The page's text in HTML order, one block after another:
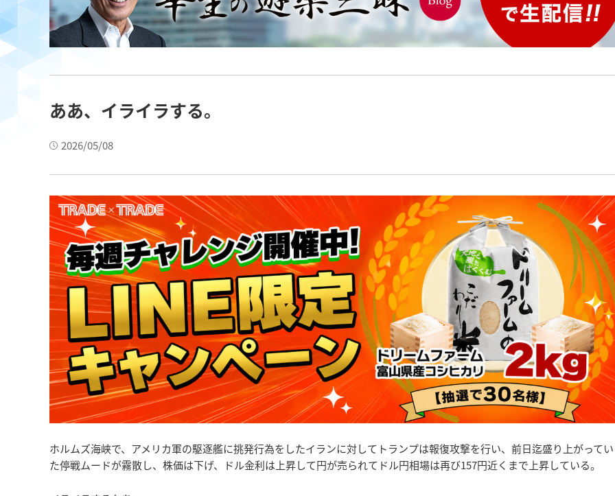
ああ、イライラする。
2026/05/08
ホルムズ海峡で、アメリカ軍の駆逐艦に挑発行為をしたイランに対してトランプは報復攻撃を行い、前日迄盛り上がってい
た停戦ムードが霧散し、株価は下げ、ドル金利は上昇して円が売られてドル円相場は再び157円近くまで上昇している。